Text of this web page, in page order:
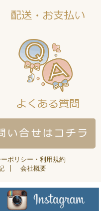
ポリシー・利用規約
| 会社概要